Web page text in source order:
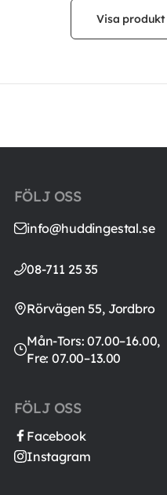
Visa produkt
FÖLJ OSS
info@huddingestal.se
08-711 25 35
Rörvägen 55, Jordbro
Mån-Tors: 07.00–16.00,
Fre: 07.00–13.00
FÖLJ OSS
Facebook
Instagram